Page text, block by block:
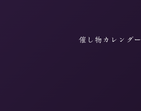
催し物カレンダー